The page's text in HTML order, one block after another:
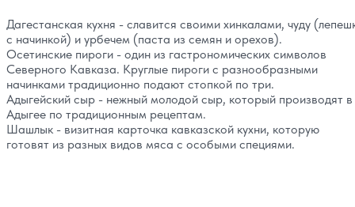
Дагестанская кухня - славится своими хинкалами, чуду
с начинкой) и урбечем (паста из семян и орехов).
Осетинские пироги - один из гастрономических символов
Северного Кавказа. Круглые пироги с разнообразными
начинками традиционно подают стопкой по три.
Адыгейский сыр - нежный молодой сыр, который производят в
Адыгее по традиционным рецептам.
Шашлык - визитная карточка кавказской кухни, которую
готовят из разных видов мяса с особыми специями.